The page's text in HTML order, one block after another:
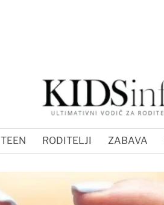
TEEN RODITELJI ZABAVA